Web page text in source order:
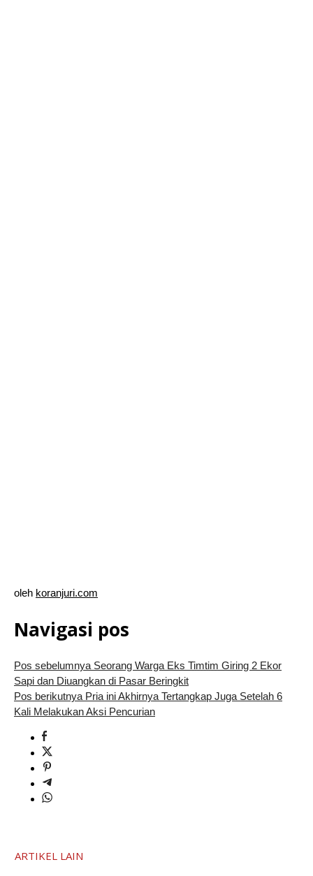
oleh koranjuri.com
Navigasi pos
Pos sebelumnyaSeorang Warga Eks Timtim Giring 2 Ekor
Sapi dan Diuangkan di Pasar Beringkit
Pos berikutnyaPria ini Akhirnya Tertangkap Juga Setelah 6
Kali Melakukan Aksi Pencurian
ARTIKEL LAIN